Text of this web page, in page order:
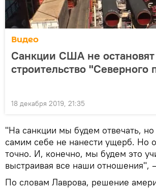
Видео
Санкции США не остановят
строительство "Северного
18 декабря 2019, 21:35
"На санкции мы будем отвечать,
самим себе не нанести ущерб. Но
точно. И, конечно, мы будем это
выстраивая все наши отношения",
По словам Лаврова, решение